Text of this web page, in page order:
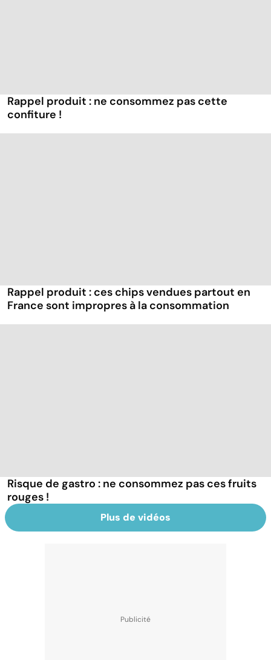
Rappel produit : ne consommez pas cette
confiture !
Rappel produit : ces chips vendues partout en
France sont impropres à la consommation
Risque de gastro : ne consommez pas ces fruits
rouges !
Plus de vidéos